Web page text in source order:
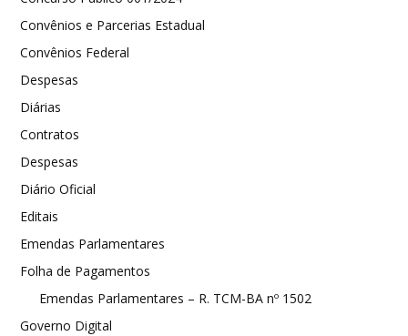
Convênios e Parcerias Estadual
Convênios Federal
Despesas
Diárias
Contratos
Despesas
Diário Oficial
Editais
Emendas Parlamentares
Folha de Pagamentos
Emendas Parlamentares – R. TCM-BA nº 1502
Governo Digital